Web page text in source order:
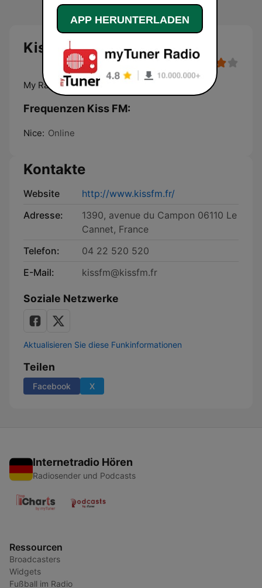
Kiss FM
My Radio station
Frequenzen Kiss FM:
Nice: Online
Kontakte
Website
http://www.kissfm.fr/
Adresse:
1390, avenue du Campon 06110 Le
Cannet, France
Telefon:
04 22 520 520
E-Mail:
kissfm@kissfm.fr
Soziale Netzwerke
Aktualisieren Sie diese Funkinformationen
Teilen
Facebook X
Internetradio Hören
Radiosender und Podcasts
Ressourcen
Broadcasters
Widgets
Fußball im Radio
APP HERUNTERLADEN